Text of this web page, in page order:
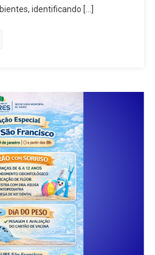
identificando […]